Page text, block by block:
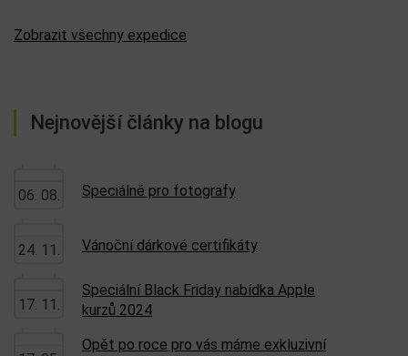
Zobrazit všechny expedice
Nejnovější články na blogu
06. 08. Speciálně pro fotografy
24. 11. Vánoční dárkové certifikáty
17. 11.
Speciální Black Friday nabídka Apple
kurzů 2024
Opět po roce pro vás máme exkluzivní